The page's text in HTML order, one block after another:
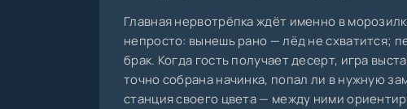
Главная нервотрёпка ждёт именно в
непросто: вынешь рано — лёд не схватится;
брак. Когда гость получает десерт, игра
точно собрана начинка, попал ли в нужную
станция своего цвета — между ними